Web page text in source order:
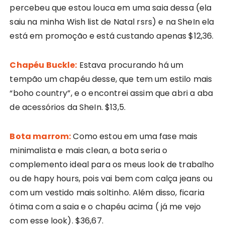
percebeu que estou louca em uma saia dessa (ela
saiu na minha Wish list de Natal rsrs) e na SheIn ela
está em promoção e está custando apenas $12,36.
Chapéu Buckle: Estava procurando há um
tempão um chapéu desse, que tem um estilo mais
“boho country”, e o encontrei assim que abri a aba
de acessórios da SheIn. $13,5.
Bota marrom:Como estou em uma fase mais
minimalista e mais clean, a bota seria o
complemento ideal para os meus look de trabalho
ou de hapy hours, pois vai bem com calça jeans ou
com um vestido mais soltinho. Além disso, ficaria
ótima com a saia e o chapéu acima ( já me vejo
com esse look). $36,67.